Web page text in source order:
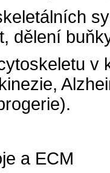
dělení
v
a ECM